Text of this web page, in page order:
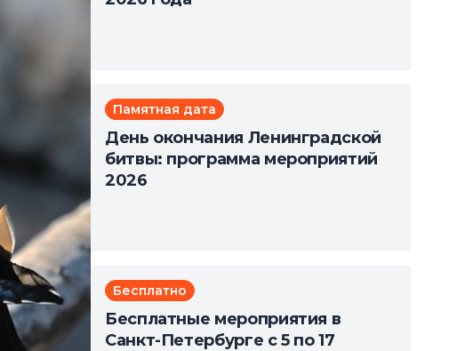
Памятная дата
День окончания Ленинградской
битвы: программа мероприятий
2026
Бесплатно
Бесплатные мероприятия в
Санкт-Петербурге с 5 по 17